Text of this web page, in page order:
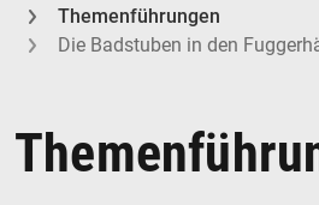
Themenführungen
Die Badstuben in den